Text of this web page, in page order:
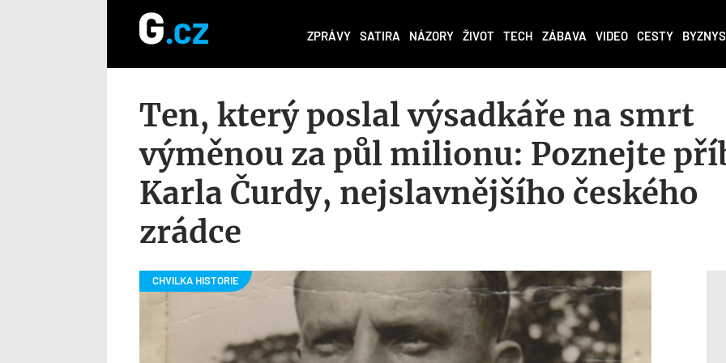
ZPRÁVY SATIRA NÁZORY ŽIVOT TECH ZÁBAVA VIDEO CESTY BYZNYS
Ten, který poslal výsadkáře na smrt
výměnou za půl milionu: Poznejte
Karla Čurdy, nejslavnějšího českého
zrádce